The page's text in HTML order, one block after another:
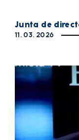
Junta de
11. 03. 2026